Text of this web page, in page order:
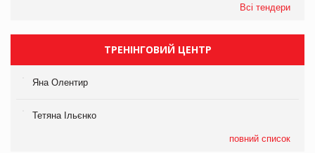
Всі тендери
ТРЕНІНГОВИЙ ЦЕНТР
Яна Олентир
Тетяна Ільєнко
повний список